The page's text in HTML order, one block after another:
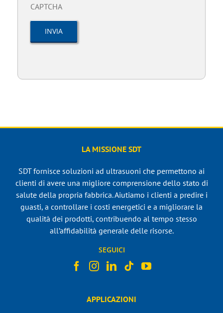
CAPTCHA
LA MISSIONE SDT
SDT fornisce soluzioni ad ultrasuoni che permettono ai
clienti di avere una migliore comprensione dello stato di
salute della propria fabbrica. Aiutiamo i clienti a predire i
guasti, a controllare i costi energetici e a migliorare la
qualità dei prodotti, contribuendo al tempo stesso
all’affidabilità generale delle risorse.
SEGUICI
APPLICAZIONI